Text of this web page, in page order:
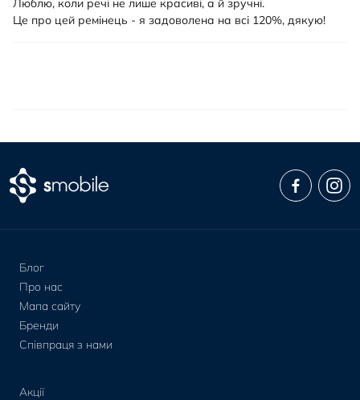
Люблю, коли речі не лише красиві, а й зручні.
Це про цей ремінець - я задоволена на всі 120%, дякую!
Блог
Про нас
Мапа сайту
Бренди
Співпраця з нами
Акції